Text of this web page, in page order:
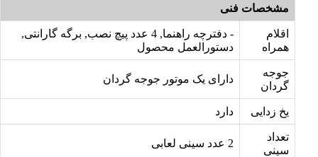
مشخصات فنی
اقلام
همراه
- دفترچه راهنما, 4 عدد پیچ نصب, برگه گارانتی,
دستورالعمل محصول
جوجه
گردان
دارای یک موتور جوجه گردان
یخ زدایی دارد
تعداد
سینی